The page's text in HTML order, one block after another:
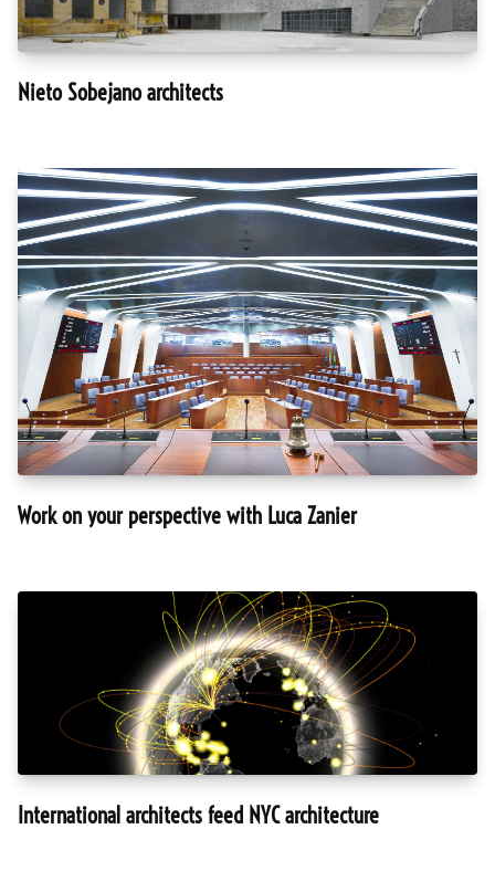
Nieto Sobejano architects
Work on your perspective with Luca Zanier
International architects feed NYC architecture